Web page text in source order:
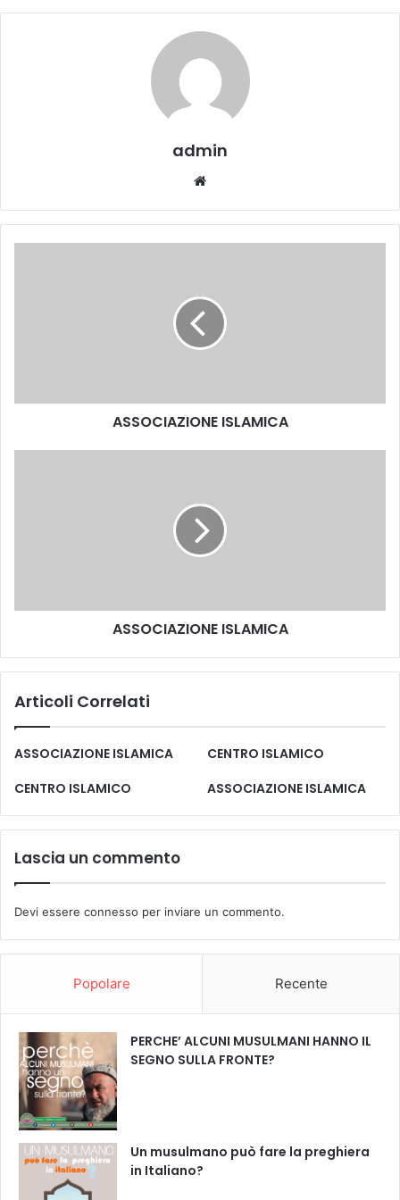
admin
te
ASSOCIAZIONE ISLAMICA
ASSOCIAZIONE ISLAMICA
Articoli Correlati
ASSOCIAZIONE ISLAMICA
CENTRO ISLAMICO
CENTRO ISLAMICO
ASSOCIAZIONE ISLAMICA
Lascia un commento
Devi essere connesso per inviare un commento.
Popolare Recente
PERCHE’ ALCUNI MUSULMANI HANNO IL
SEGNO SULLA FRONTE?
Un musulmano può fare la preghiera
in Italiano?